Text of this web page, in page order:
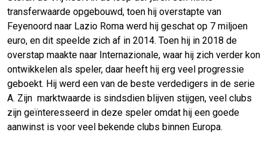
transferwaarde opgebouwd, toen hij overstapte van
Feyenoord naar Lazio Roma werd hij geschat op 7 miljoen
euro, en dit speelde zich af in 2014. Toen hij in 2018 de
overstap maakte naar Internazionale, waar hij zich verder kon
ontwikkelen als speler, daar heeft hij erg veel progressie
geboekt. Hij werd een van de beste verdedigers in de serie
A. Zijn marktwaarde is sindsdien blijven stijgen, veel clubs
zijn geïnteresseerd in deze speler omdat hij een goede
aanwinst is voor veel bekende clubs binnen Europa.